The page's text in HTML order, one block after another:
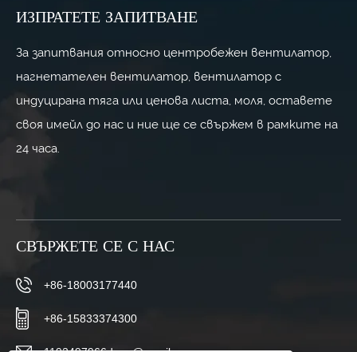
ИЗПРАТЕТЕ ЗАПИТВАНЕ
За запитвания относно центробежен вентилатор,
нагнетателен вентилатор, вентилатор с
индуцирана тяга или ценова листа, моля, оставете
своя имейл до нас и ние ще се свържем в рамките на
24 часа.
СВЪРЖЕТЕ СЕ С НАС
+86-18003177440
+86-15833374300